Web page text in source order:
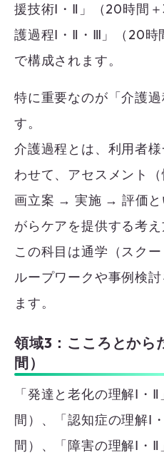
援技術Ⅰ・Ⅱ」（20時間
護過程Ⅰ・Ⅱ・Ⅲ」（20時
で構成されます。
特に重要なのが「介護
す。
介護過程とは、利用者
わせて、アセスメント
画立案 → 実施 → 評価と
がらケアを提供する考え
この科目は通学（スク
ループワークや事例検
ます。
領域3：こころとから
間）
「発達と老化の理解Ⅰ・
間）、「認知症の理解Ⅰ
間）、「障害の理解Ⅰ・